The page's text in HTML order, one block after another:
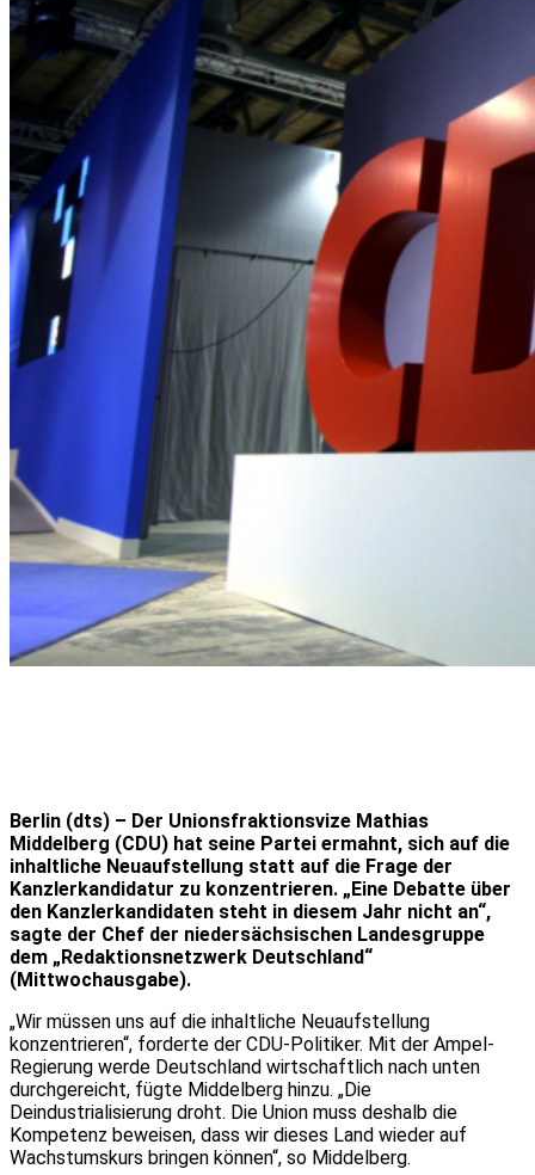
Berlin (dts) – Der Unionsfraktionsvize Mathias
Middelberg (CDU) hat seine Partei ermahnt, sich auf die
inhaltliche Neuaufstellung statt auf die Frage der
Kanzlerkandidatur zu konzentrieren. „Eine Debatte über
den Kanzlerkandidaten steht in diesem Jahr nicht an“,
sagte der Chef der niedersächsischen Landesgruppe
dem „Redaktionsnetzwerk Deutschland“
(Mittwochausgabe).
„Wir müssen uns auf die inhaltliche Neuaufstellung
konzentrieren“, forderte der CDU-Politiker. Mit der Ampel-
Regierung werde Deutschland wirtschaftlich nach unten
durchgereicht, fügte Middelberg hinzu. „Die
Deindustrialisierung droht. Die Union muss deshalb die
Kompetenz beweisen, dass wir dieses Land wieder auf
Wachstumskurs bringen können“, so Middelberg.